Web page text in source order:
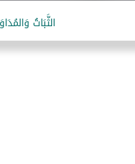
الثَّبَاتُ